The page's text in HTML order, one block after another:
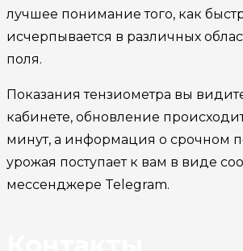
лучшее понимание того, как
исчерпывается в различных
поля.
Показания тензиометра вы
кабинете, обновление
минут, а информация о срочном
урожая поступает к вам в виде
мессенджере Telegram.